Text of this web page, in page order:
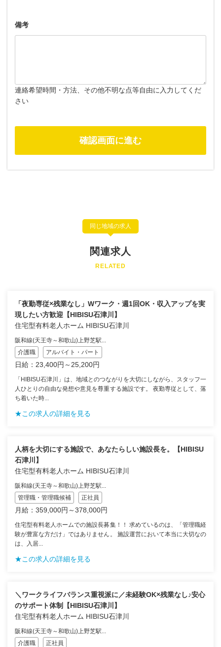
備考
連絡希望時間・方法、その他不明な点等自由に入力してくだ
さい
同じ地域の求人
関連求人
RELATED
「夜勤専従×残業なし」Wワーク・週1回OK・収入アップを実
現したい方歓迎【HIBISU石津川】
住宅型有料老人ホーム HIBISU石津川
阪和線(天王寺～和歌山)上野芝駅...
介護職
アルバイト・パート
日給：23,400円～25,200円
「HIBISU石津川」は、地域とのつながりを大切にしながら、スタッフ一
人ひとりの自由な発想や意見を尊重する施設です。 夜勤専従として、落
ち着いた時...
★この求人の詳細を見る
人柄を大切にする施設で、あなたらしい施設長を。【HIBISU
石津川】
住宅型有料老人ホーム HIBISU石津川
阪和線(天王寺～和歌山)上野芝駅...
管理職・管理職候補
正社員
月給：359,000円～378,000円
住宅型有料老人ホームでの施設長募集！！ 求めているのは、「管理職経
験が豊富な方だけ」ではありません。 施設運営において本当に大切なの
は、入居...
★この求人の詳細を見る
＼ワークライフバランス重視派に／未経験OK×残業なし♪安心
のサポート体制【HIBISU石津川】
住宅型有料老人ホーム HIBISU石津川
阪和線(天王寺～和歌山)上野芝駅...
介護職
正社員